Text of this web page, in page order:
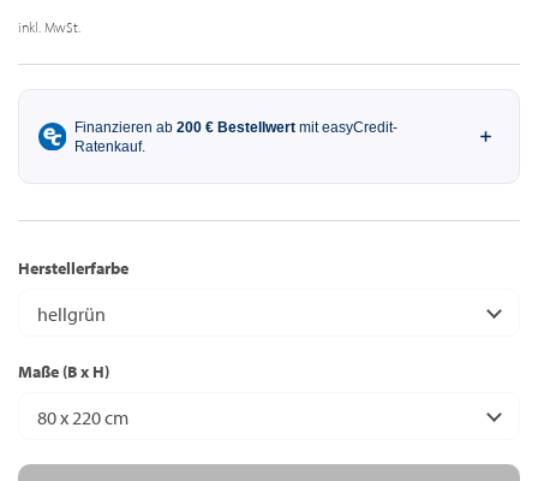
inkl. MwSt.
Herstellerfarbe
hellgrün
Maße (B x H)
80 x 220 cm